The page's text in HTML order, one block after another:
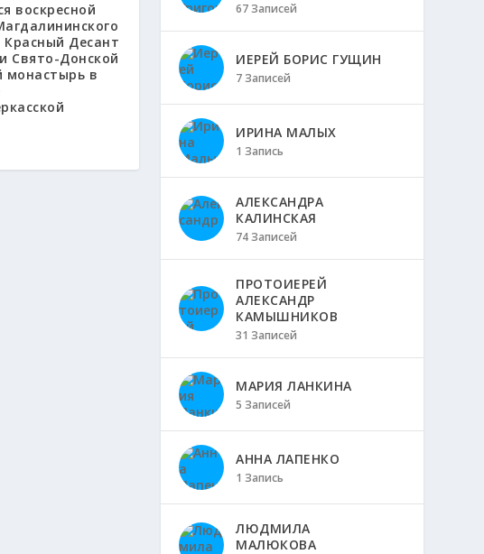
воскресной
Красный Десант
Свято-Донской
монастырь в
67 Записей
ИЕРЕЙ БОРИС ГУЩИН
7 Записей
ИРИНА МАЛЫХ
1 Запись
АЛЕКСАНДРА
КАЛИНСКАЯ
74 Записей
ПРОТОИЕРЕЙ
АЛЕКСАНДР
КАМЫШНИКОВ
31 Записей
МАРИЯ ЛАНКИНА
5 Записей
АННА ЛАПЕНКО
1 Запись
ЛЮДМИЛА
МАЛЮКОВА